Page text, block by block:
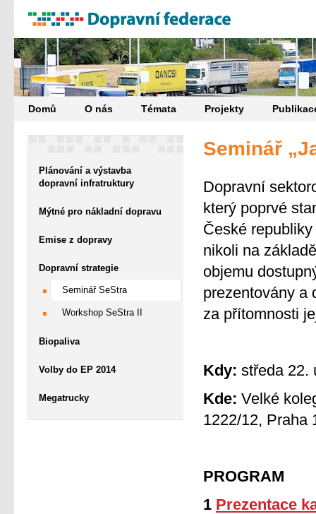
Domů O nás Témata Projekty
Seminář
Dopravní
který poprvé
České
nikoli na
objemu
prezentovány a
za přítomnosti
Kdy: středa 22.
Kde: Velké
1222/12, Praha
PROGRAM
1 Prezentace
Plánování a výstavba
dopravní infratruktury
Mýtné pro nákladní dopravu
Emise z dopravy
Dopravní strategie
Seminář SeStra
Workshop SeStra II
Biopaliva
Volby do EP 2014
Megatrucky